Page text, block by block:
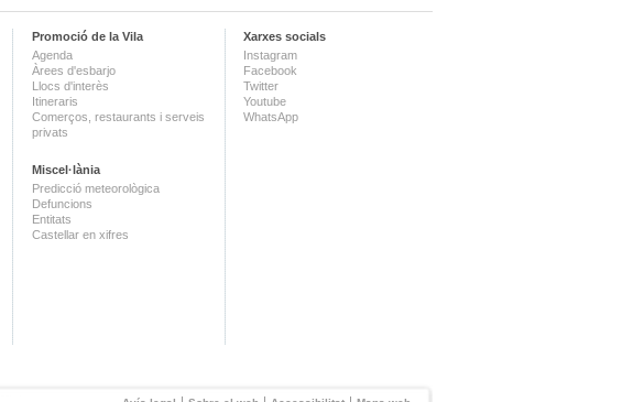
Promoció de la Vila
Agenda
Àrees d'esbarjo
Llocs d'interès
Itineraris
Comerços, restaurants i serveis
privats
Miscel·lània
Predicció meteorològica
Defuncions
Entitats
Castellar en xifres
Xarxes socials
Instagram
Facebook
Twitter
Youtube
WhatsApp